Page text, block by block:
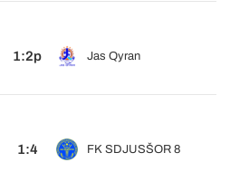
1:2p Jas Qyran
1:4 FK SDJUSŠOR 8